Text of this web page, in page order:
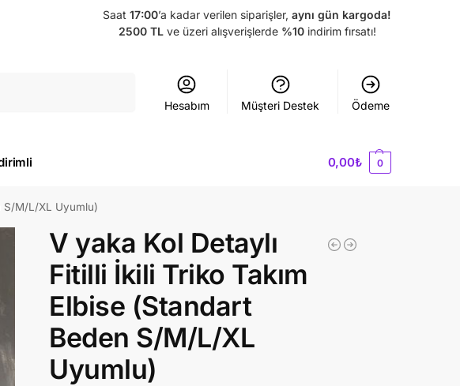
Saat 17:00’a kadar verilen siparişler, aynı gün kargoda!
2500 TLve üzeri alışverişlerde %10indirim fırsatı!
Hesabım Müşteri Destek Ödeme
0,00₺ 0
S/M/L/XL Uyumlu)
V yaka Kol Detaylı
Fitilli İkili Triko Takım
Elbise (Standart
Beden S/M/L/XL
Uyumlu)